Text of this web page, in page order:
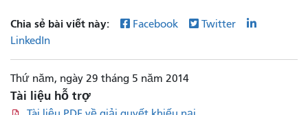
Chia sẻ bài viết này: Facebook
Twitter
LinkedIn
Thứ năm, ngày 29 tháng 5 năm 2014
Tài liệu hỗ trợ